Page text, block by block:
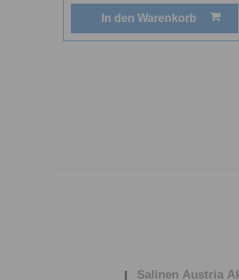
In den Warenkorb
Salinen Austria